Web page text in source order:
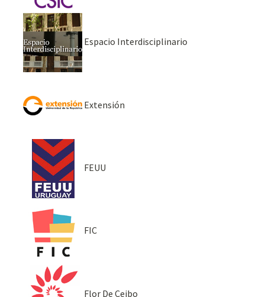
Espacio Interdisciplinario
Extensión
FEUU
FIC
Flor De Ceibo